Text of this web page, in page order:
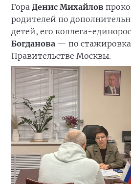
Гора Денис Михайлов
родителей по
детей, его коллега-
Богданова — по
Правительстве Москвы.